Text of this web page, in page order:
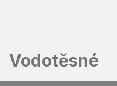
Vodotěsné